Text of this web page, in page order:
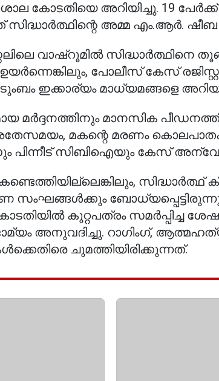
കോടതിയെ അറിയിച്ചു. 19
അമ്മ എം.ആർ. ഷീബ
വാഷ്‌റൂമിൽ സിദ്ധാർത്ഥിനെ
പോലീസ് കേസ്
ഇക്കാര്യം മാധ്യമങ്ങളെ
മർദ്ദനത്തിനും മാനസിക
അതേസമയം, മകന്റെ മരണം
പിന്നീട് സിബിഐയും കേസ്
സിദ്ധാർത്ഥ്
സംഘങ്ങൾക്കും
കുറ്റപത്രം സമർപ്പിച്ച
അനുവദിച്ചു. റാഗിംഗ്,
ചുമത്തിയിരിക്കുന്നത്.